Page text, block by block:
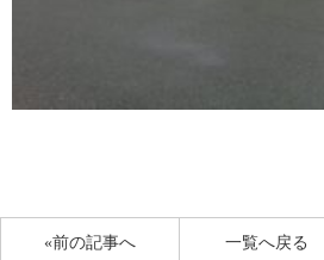
«前の記事へ 一覧へ戻る